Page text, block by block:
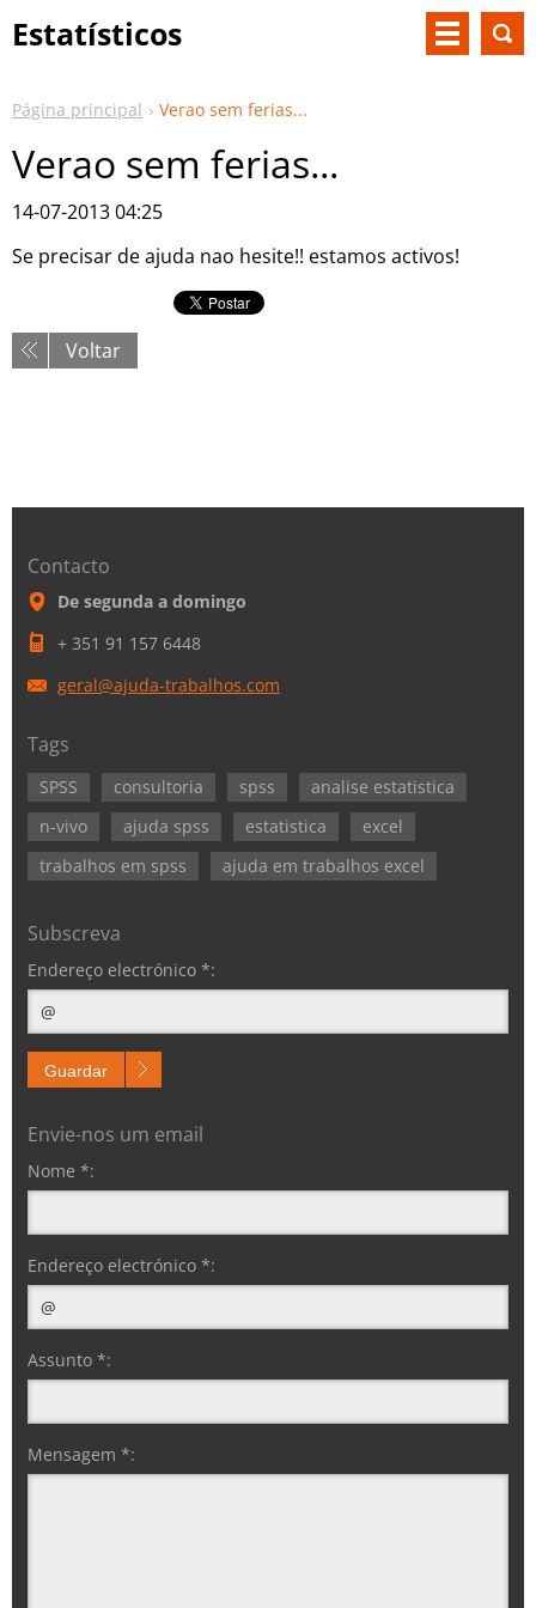
Estatísticos
Página principal Verao sem ferias...
Verao sem ferias...
14-07-2013 04:25
Se precisar de ajuda nao hesite!! estamos activos!
Voltar
Contacto
De segunda a domingo
+ 351 91 157 6448
geral@ajuda-trabalhos.com
Tags
SPSS consultoria spss
analise estatistica
n-vivo
ajuda spss estatistica
excel
trabalhos em spss
ajuda em trabalhos excel
Subscreva
Endereço electrónico *:
Guardar
Envie-nos um email
Nome *:
Endereço electrónico *:
Assunto *:
Mensagem *: